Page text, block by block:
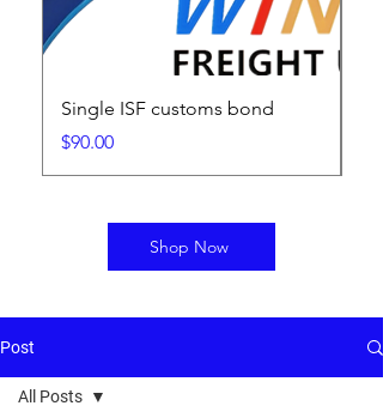
Single ISF customs bond
Price
$90.00
Shop Now
Post
All Posts